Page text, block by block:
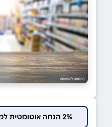
2% הנחה אוטומטית למשלמים בכרטיס המועדון